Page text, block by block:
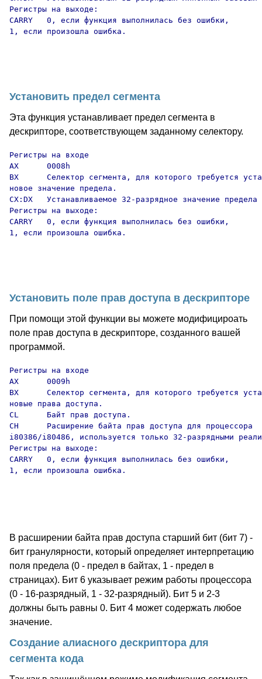
Регистры на выходе:
CARRY   0, если функция выполнилась без ошибки,
1, если произошла ошибка.
Установить предел сегмента
Эта функция устанавливает предел сегмента в
дескрипторе, соответствующем заданному селектору.
Регистры на входе
AX      0008h
BX      Селектор сегмента, для которого требуется
новое значение предела.
CX:DX   Устанавливаемое 32-разрядное значение предела
Регистры на выходе:
CARRY   0, если функция выполнилась без ошибки,
1, если произошла ошибка.
Установить поле прав доступа в дескрипторе
При помощи этой функции вы можете модифицироать
поле прав доступа в дескрипторе, созданного вашей
программой.
Регистры на входе
AX      0009h
BX      Селектор сегмента, для которого требуется
новые права доступа.
CL      Байт прав доступа.
CH      Расширение байта прав доступа для процессора
i80386/i80486, используется только 32-разрядными
Регистры на выходе:
CARRY   0, если функция выполнилась без ошибки,
1, если произошла ошибка.
В расширении байта прав доступа старший бит (бит 7) -
бит гранулярности, который определяет интерпретацию
поля предела (0 - предел в байтах, 1 - предел в
страницах). Бит 6 указывает режим работы процессора
(0 - 16-разрядный, 1 - 32-разрядный). Бит 5 и 2-3
должны быть равны 0. Бит 4 может содержать любое
значение.
Создание алиасного дескриптора для
сегмента кода